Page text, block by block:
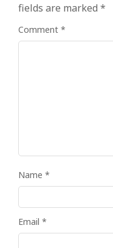
fields are marked *
Comment *
Name *
Email *